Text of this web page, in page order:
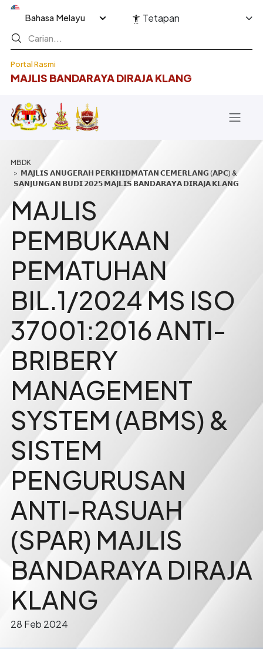
Langkau ke kandungan utama
Portal Rasmi
MAJLIS BANDARAYA DIRAJA KLANG
Select your language Tetapan
Breadcrumb
𝗠𝗔𝗝𝗟𝗜𝗦 𝗔𝗡𝗨𝗚𝗘𝗥𝗔𝗛 𝗣𝗘𝗥𝗞𝗛𝗜𝗗𝗠𝗔𝗧𝗔𝗡 𝗖𝗘𝗠𝗘𝗥𝗟𝗔𝗡𝗚 (𝗔𝗣𝗖) &
𝗦𝗔𝗡𝗝𝗨𝗡𝗚𝗔𝗡 𝗕𝗨𝗗𝗜 𝟮𝟬𝟮𝟱 𝗠𝗔𝗝𝗟𝗜𝗦 𝗕𝗔𝗡𝗗𝗔𝗥𝗔𝗬𝗔 𝗗𝗜𝗥𝗔𝗝𝗔 𝗞𝗟𝗔𝗡𝗚
MAJLIS
PEMBUKAAN
PEMATUHAN
BIL.1/2024 MS ISO
37001:2016 ANTI-
BRIBERY
MANAGEMENT
SYSTEM (ABMS) &
SISTEM
PENGURUSAN
ANTI-RASUAH
(SPAR) MAJLIS
BANDARAYA DIRAJA
KLANG
28 Feb 2024